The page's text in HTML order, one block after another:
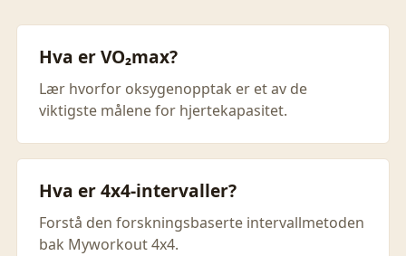
Hva er VO₂max?
Lær hvorfor oksygenopptak er et av de
viktigste målene for hjertekapasitet.
Hva er 4x4-intervaller?
Forstå den forskningsbaserte intervallmetoden
bak Myworkout 4x4.